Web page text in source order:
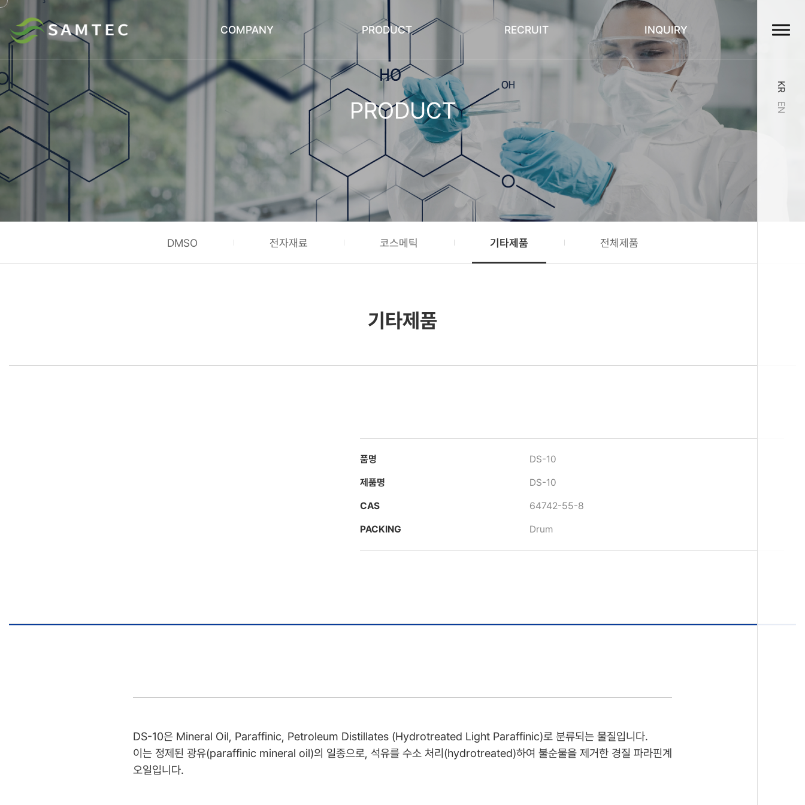
COMPANY PRODUCT RECRUIT INQUIRY
KR
EN
PRODUCT
DMSO 전자재료 코스메틱 기타제품 전체제품
기타제품
품명 DS-10
제품명 DS-10
CAS 64742-55-8
PACKING Drum
DS-10은 Mineral Oil, Paraffinic, Petroleum Distillates (Hydrotreated Light Paraffinic)로 분류되는 물질입니다.
이는 정제된 광유(paraffinic mineral oil)의 일종으로, 석유를 수소 처리(hydrotreated)하여 불순물을 제거한 경질 파라핀계
오일입니다.